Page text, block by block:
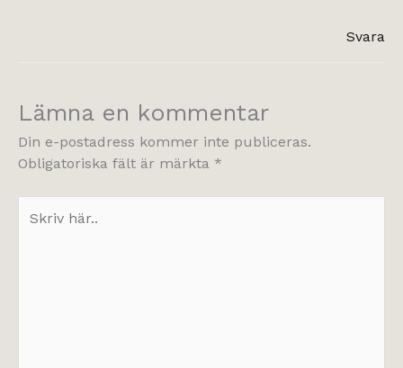
Svara
Lämna en kommentar
Din e-postadress kommer inte publiceras.
Obligatoriska fält är märkta *
här..